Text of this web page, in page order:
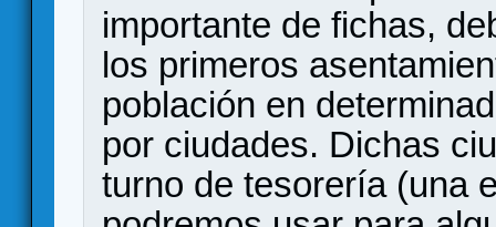
importante de fichas,
los primeros
población en
por ciudades. Dichas
turno de tesorería (una